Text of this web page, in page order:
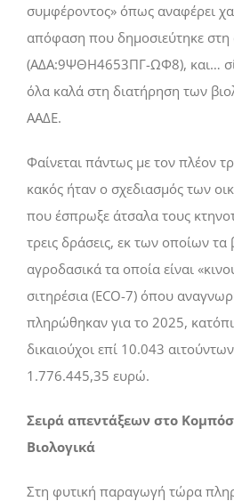
συµφέροντος» όπως αναφέρει
απόφαση που δηµοσιεύτηκε στη
(Α∆Α:9ΨΘΗ4653ΠΓ-ΩΦ8), και…
όλα καλά στη διατήρηση των
ΑΑ∆Ε.
Φαίνεται πάντως µε τον πλέον
κακός ήταν ο σχεδιασµός των
που έσπρωξε άτσαλα τους
τρεις δράσεις, εκ των οποίων τα
αγροδασικά τα οποία είναι
σιτηρέσια (ECO-7) όπου
πληρώθηκαν για το 2025,
δικαιούχοι επί 10.043
1.776.445,35 ευρώ.
Σειρά απεντάξεων στο
Βιολογικά
Στη φυτική παραγωγή τώρα